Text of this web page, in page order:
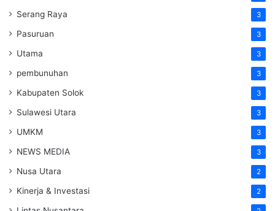
Serang Raya 3
Pasuruan 3
Utama 3
pembunuhan 3
Kabupaten Solok 3
Sulawesi Utara 3
UMKM 3
NEWS MEDIA 3
Nusa Utara 2
Kinerja & Investasi 2